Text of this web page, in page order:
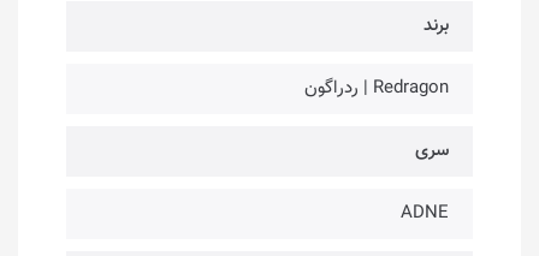
برند
Redragon | ردراگون
سری
ADNE